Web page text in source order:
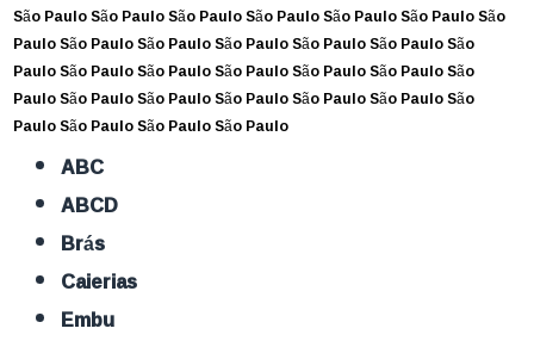
São PauloSão PauloSão PauloSão PauloSão PauloSão PauloSão
PauloSão PauloSão PauloSão PauloSão PauloSão PauloSão
PauloSão PauloSão PauloSão PauloSão PauloSão PauloSão
PauloSão PauloSão PauloSão PauloSão PauloSão PauloSão
PauloSão PauloSão PauloSão Paulo
ABC
ABCD
Brás
Caierias
Embu